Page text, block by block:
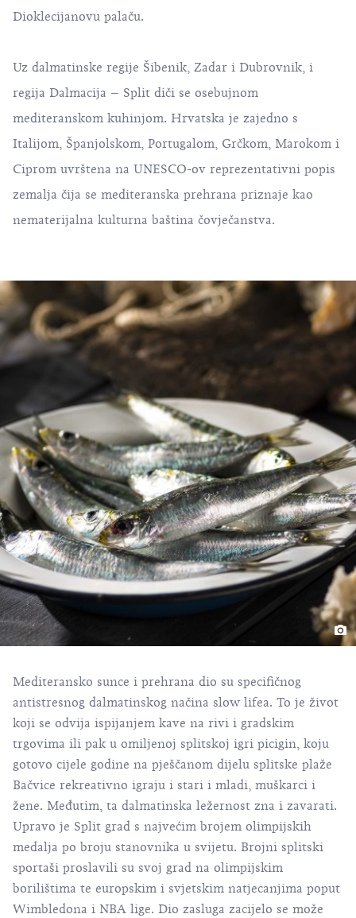
Dioklecijanovu palaču.
Uz dalmatinske regije Šibenik, Zadar i Dubrovnik, i
regija Dalmacija – Split diči se osebujnom
mediteranskom kuhinjom. Hrvatska je zajedno s
Italijom, Španjolskom, Portugalom, Grčkom, Marokom i
Ciprom uvrštena na UNESCO-ov reprezentativni popis
zemalja čija se mediteranska prehrana priznaje kao
nematerijalna kulturna baština čovječanstva.
Mediteransko sunce i prehrana dio su specifičnog
antistresnog dalmatinskog načina slow lifea. To je život
koji se odvija ispijanjem kave na rivi i gradskim
trgovima ili pak u omiljenoj splitskoj igri picigin, koju
gotovo cijele godine na pješčanom dijelu splitske plaže
Bačvice rekreativno igraju i stari i mladi, muškarci i
žene. Međutim, ta dalmatinska ležernost zna i zavarati.
Upravo je Split grad s najvećim brojem olimpijskih
medalja po broju stanovnika u svijetu. Brojni splitski
sportaši proslavili su svoj grad na olimpijskim
borilištima te europskim i svjetskim natjecanjima poput
Wimbledona i NBA lige. Dio zasluga zacijelo se može